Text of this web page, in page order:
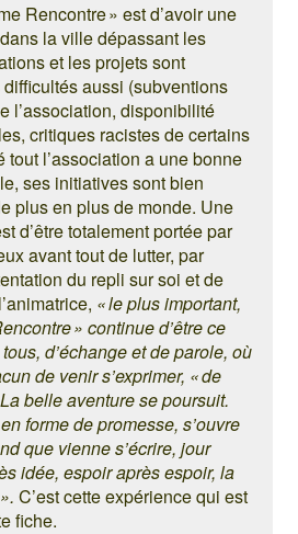
Rencontre » est d’avoir une
la ville dépassant les
et les projets sont
aussi (subventions
l’association, disponibilité
critiques racistes de certains
l’association a une bonne
ses initiatives sont bien
plus en plus de monde. Une
d’être totalement portée par
avant tout de lutter, par
du repli sur soi et de
« le plus important,
» continue d’être ce
d’échange et de parole, où
de venir s’exprimer, « de
belle aventure se poursuit.
forme de promesse, s’ouvre
que vienne s’écrire, jour
idée, espoir après espoir, la
C’est cette expérience qui est
fiche.